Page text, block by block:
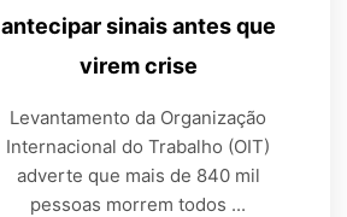
antecipar sinais antes que
virem crise
Levantamento da Organização
Internacional do Trabalho (OIT)
adverte que mais de 840 mil
pessoas morrem todos ...